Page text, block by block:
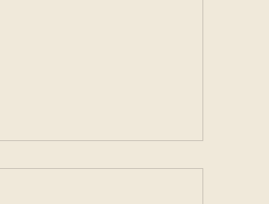
la clasificación